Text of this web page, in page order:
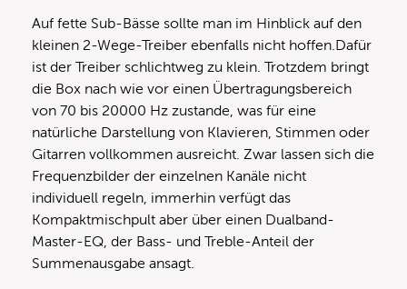
Auf fette Sub-Bässe sollte man im Hinblick auf den
kleinen 2-Wege-Treiber ebenfalls nicht hoffen.Dafür
ist der Treiber schlichtweg zu klein. Trotzdem bringt
die Box nach wie vor einen Übertragungsbereich
von 70 bis 20000 Hz zustande, was für eine
natürliche Darstellung von Klavieren, Stimmen oder
Gitarren vollkommen ausreicht. Zwar lassen sich die
Frequenzbilder der einzelnen Kanäle nicht
individuell regeln, immerhin verfügt das
Kompaktmischpult aber über einen Dualband-
Master-EQ, der Bass- und Treble-Anteil der
Summenausgabe ansagt.